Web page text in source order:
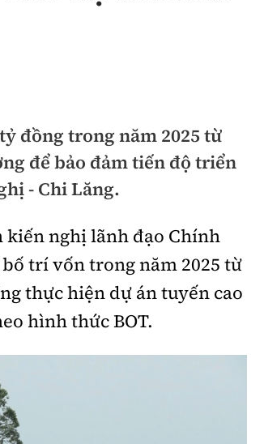
hải
sắt đô thị
- Đấu thầu
về Ngành
đá
đồng trong năm 2025 từ
để bảo đảm tiến độ triển
- Chi Lăng.
kiến nghị lãnh đạo Chính
trí vốn trong năm 2025 từ
thực hiện dự án tuyến cao
hình thức BOT.